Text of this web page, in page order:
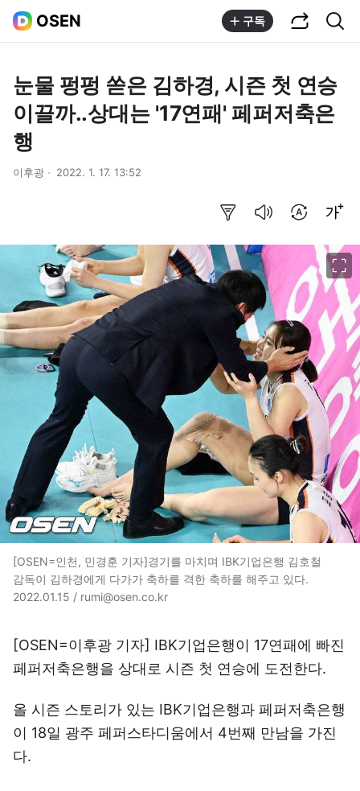
OSEN 구독
눈물 펑펑 쏟은 김하경, 시즌 첫 연승
이끌까..상대는 '17연패' 페퍼저축은
행
이후광 2022. 1. 17. 13:52
[OSEN=인천, 민경훈 기자]경기를 마치며 IBK기업은행 김호철
감독이 김하경에게 다가가 축하를 격한 축하를 해주고 있다.
2022.01.15 / rumi@osen.co.kr
[OSEN=이후광 기자] IBK기업은행이 17연패에 빠진
페퍼저축은행을 상대로 시즌 첫 연승에 도전한다.
올 시즌 스토리가 있는 IBK기업은행과 페퍼저축은행
이 18일 광주 페퍼스타디움에서 4번째 만남을 가진
다.